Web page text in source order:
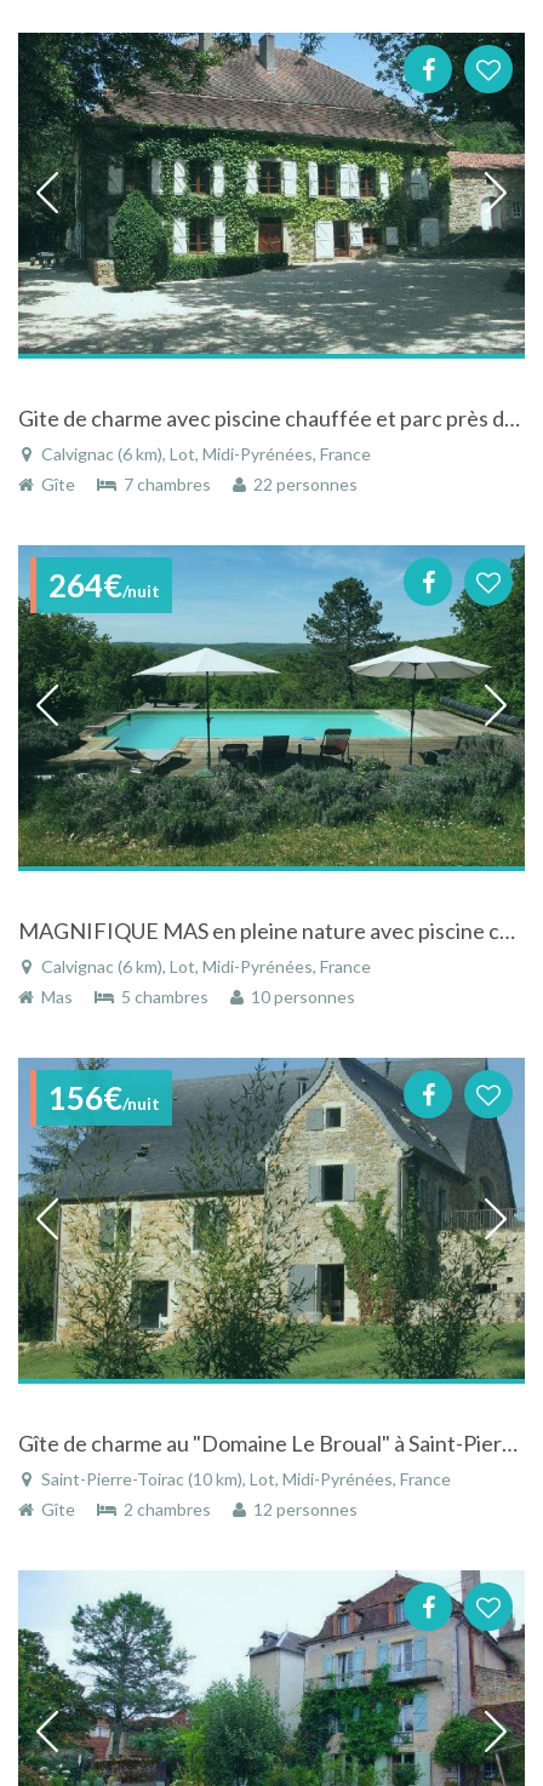
Gite de charme avec piscine chauffée et parc près de Saint-Cirq-Lapopie à Calvignac dans le Lot
Calvignac (6 km), Lot, Midi-Pyrénées, France
Gîte
7 chambres 22 personnes
264€/nuit
MAGNIFIQUE MAS en pleine nature avec piscine chauffée
Calvignac (6 km), Lot, Midi-Pyrénées, France
Mas
5 chambres 10 personnes
156€/nuit
Gîte de charme au "Domaine Le Broual" à Saint-Pierre-Toirac près de Figeac - Lot - Midi-Pyrénées
Saint-Pierre-Toirac (10 km), Lot, Midi-Pyrénées, France
Gîte
2 chambres 12 personnes